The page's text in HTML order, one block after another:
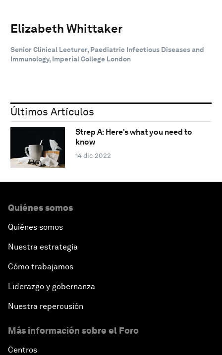
Elizabeth Whittaker
Senior Clinical Lecturer, Paediatric Infectious Diseases and
Immunology, Imperial College London
Últimos Artículos
Strep A: Here's what you need to
know
14 dic 2022
Quiénes somos
Quiénes somos
Nuestra estrategia
Cómo trabajamos
Liderazgo y gobernanza
Nuestra repercusión
Más información sobre el Foro
Centros